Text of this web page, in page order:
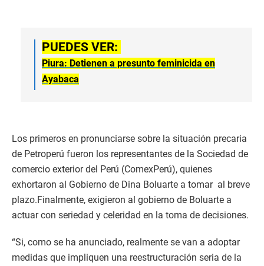
PUEDES VER:
Piura: Detienen a presunto feminicida en
Ayabaca
Los primeros en pronunciarse sobre la situación precaria
de Petroperú fueron los representantes de la Sociedad de
comercio exterior del Perú (ComexPerú), quienes
exhortaron al Gobierno de Dina Boluarte a tomar al breve
plazo.Finalmente, exigieron al gobierno de Boluarte a
actuar con seriedad y celeridad en la toma de decisiones.
“Si, como se ha anunciado, realmente se van a adoptar
medidas que impliquen una reestructuración seria de la